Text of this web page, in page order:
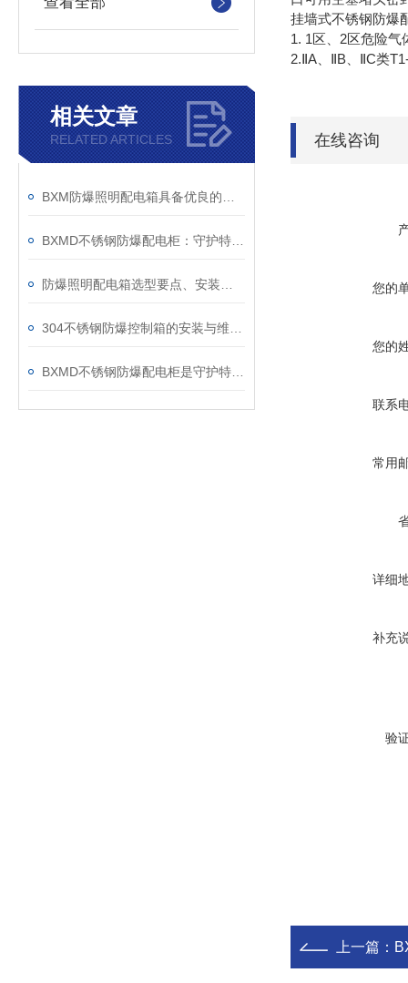
相关文章
RELATED ARTICLES
挂墙式不锈钢防爆
1. 1区、2区危险气
2.ⅡA、ⅡB、ⅡC类
在线咨询
您的
您的
联系
常用
详细
补充
验
上一篇：